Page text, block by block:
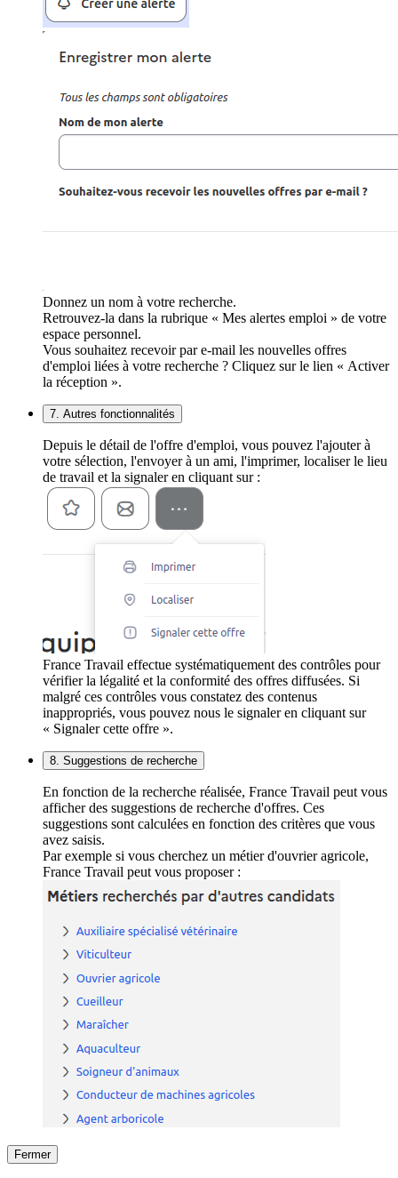
Donnez un nom à votre recherche.
Retrouvez-la dans la rubrique « Mes alertes emploi » de votre
espace personnel.
Vous souhaitez recevoir par e-mail les nouvelles offres
d'emploi liées à votre recherche ? Cliquez sur le lien « Activer
la réception ».
7. Autres fonctionnalités
Depuis le détail de l'offre d'emploi, vous pouvez l'ajouter à
votre sélection, l'envoyer à un ami, l'imprimer, localiser le lieu
de travail et la signaler en cliquant sur :
France Travail effectue systématiquement des contrôles pour
vérifier la légalité et la conformité des offres diffusées. Si
malgré ces contrôles vous constatez des contenus
inappropriés, vous pouvez nous le signaler en cliquant sur
« Signaler cette offre ».
8. Suggestions de recherche
En fonction de la recherche réalisée, France Travail peut vous
afficher des suggestions de recherche d'offres. Ces
suggestions sont calculées en fonction des critères que vous
avez saisis.
Par exemple si vous cherchez un métier d'ouvrier agricole,
France Travail peut vous proposer :
Fermer